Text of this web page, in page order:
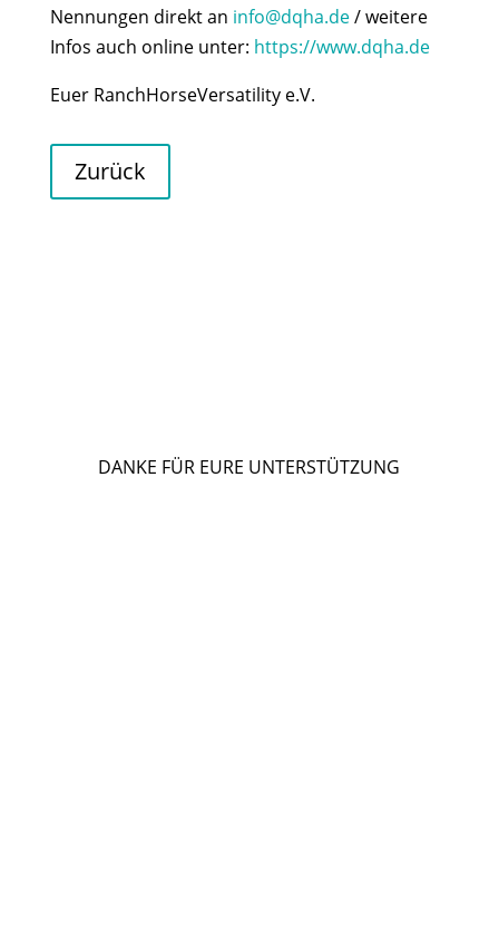
Nennungen direkt an info@dqha.de/ weitere
Infos auch online unter: https://www.dqha.de
Euer RanchHorseVersatility e.V.
Zurück
DANKE FÜR EURE UNTERSTÜTZUNG